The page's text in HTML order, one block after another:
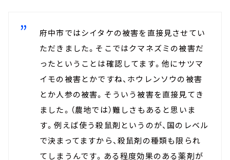
府中市ではシイタケの被害を直接見させてい
ただきました。そこではクマネズミの被害だ
ったということは確認してます。他にサツマ
イモの被害とかですね、ホウレンソウの被害
とか人参の被害。そういう被害を直接見てき
ました。（農地では）難しさもあると思いま
す。例えば使う殺鼠剤というのが、国のレベル
で決まってますから、殺鼠剤の種類も限られ
てしまうんです。ある程度効果のある薬剤が